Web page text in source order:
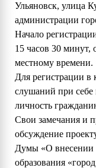
Ульяновск, улица
администрации
Начало
15 часов 30 минут,
местному времени.
Для регистрации в
слушаний при себе
личность
Свои замечания и
обсуждение
Думы «О внесении
образования